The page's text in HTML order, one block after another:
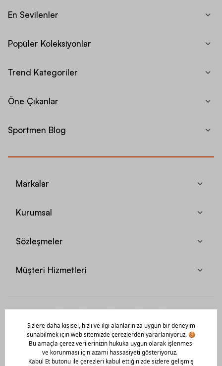
En Sevilenler
Popüler Koleksiyonlar
Trend Kategoriler
Öne Çıkanlar
Sportmen Blog
Markalar
Kurumsal
Sözleşmeler
Müşteri Hizmetleri
Mobil Uygulamamızı Hemen İndir!